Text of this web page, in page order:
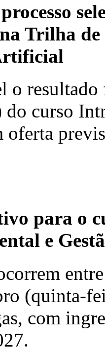
Trilha de
o resultado
curso
oferta
para o
e
(quinta-
com